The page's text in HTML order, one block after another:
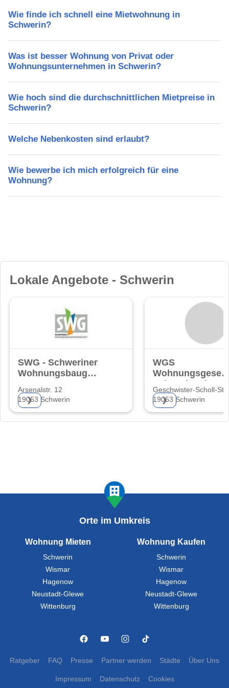
Wie finde ich schnell eine Mietwohnung in
Schwerin?
Was ist besser Wohnung von Privat oder
Wohnungsunternehmen in Schwerin?
Wie hoch sind die durchschnittlichen Mietpreise in
Schwerin?
Welche Nebenkosten sind erlaubt?
Wie bewerbe ich mich erfolgreich für eine
Wohnung?
Lokale Angebote - Schwerin
SWG - Schweriner
Wohnungsbaugenossenschaft
Arsenalstr. 12
19053 Schwerin
❯
WGS
Schwerin mbH
Geschwister-Scholl-
19053 Schwerin
❯
Orte im Umkreis
Wohnung Mieten
Schwerin
Wismar
Hagenow
Neustadt-Glewe
Wittenburg
Wohnung Kaufen
Schwerin
Wismar
Hagenow
Neustadt-Glewe
Wittenburg
Ratgeber FAQ Presse Partner werden Städte Über Uns
Impressum Datenschutz Cookies